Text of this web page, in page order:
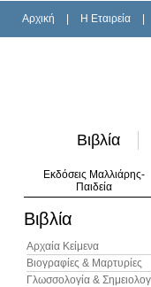
Αρχική H Εταιρεία
Βιβλία
Εκδόσεις Μαλλιάρης-
Παιδεία
Βιβλία
Αρχαία Κείμενα
Βιογραφίες & Μαρτυρίες
Γλωσσολογία &